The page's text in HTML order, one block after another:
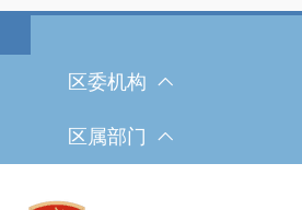
区委机构
区属部门